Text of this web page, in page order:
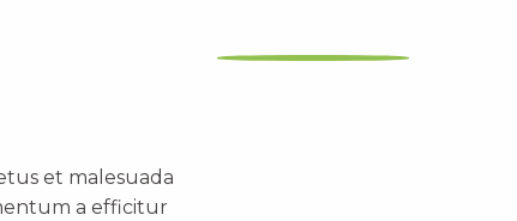
et malesuada
a efficitur